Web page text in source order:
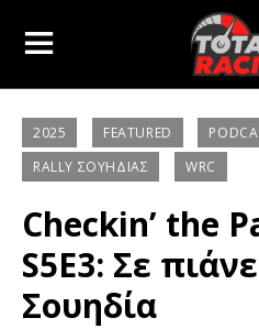
2025 FEATURED
RALLY ΣΟΥΗΔΊΑΣ
WRC
Checkin’ the
S5E3: Σε
Σουηδία